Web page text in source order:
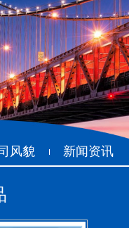
风貌 新闻资讯